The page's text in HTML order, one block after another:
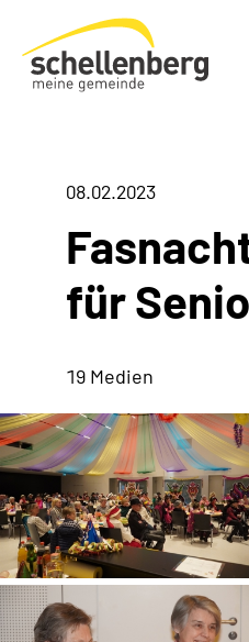
Gemeinde Schellenberg Startseite
08.02.2023
für
19 Medien